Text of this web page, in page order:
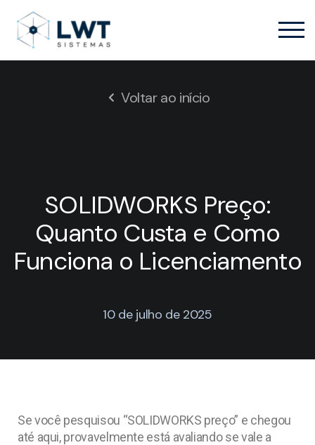
Voltar ao início
SOLIDWORKS Preço:
Quanto Custa e Como
Funciona o Licenciamento
10 de julho de 2025
Se você pesquisou “SOLIDWORKS preço” e chegou
até aqui, provavelmente está avaliando se vale a